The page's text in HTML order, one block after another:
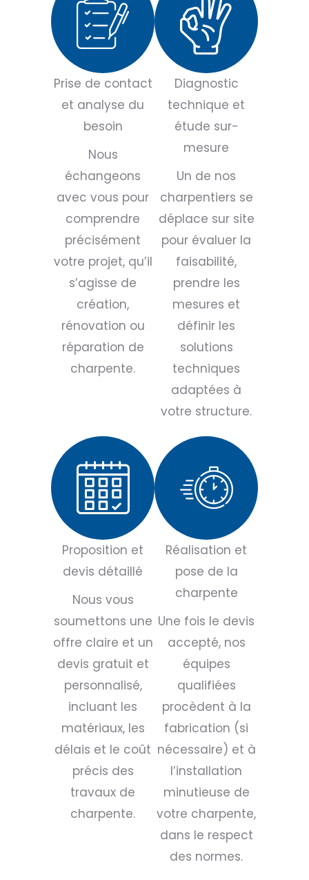
Prise de contact
et analyse du
besoin
Nous
échangeons
avec vous pour
comprendre
précisément
votre projet, qu’il
s’agisse de
création,
rénovation ou
réparation de
charpente.
Diagnostic
technique et
étude sur-
mesure
Un de nos
charpentiers se
déplace sur site
pour évaluer la
faisabilité,
prendre les
mesures et
définir les
solutions
techniques
adaptées à
votre structure.
Proposition et
devis détaillé
Nous vous
soumettons une
offre claire et un
devis gratuit et
personnalisé,
incluant les
matériaux, les
délais et le coût
précis des
travaux de
charpente.
Réalisation et
pose de la
charpente
Une fois le devis
accepté, nos
équipes
qualifiées
procèdent à la
fabrication (si
nécessaire) et à
l’installation
minutieuse de
votre charpente,
dans le respect
des normes.